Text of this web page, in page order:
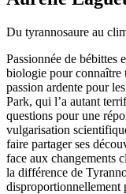
Du tyrannosaure au
Passionnée de bébittes
biologie pour connaître
passion ardente pour
Park, qui l’a autant
questions pour une
vulgarisation
faire partager ses
face aux changements
la différence de
disproportionnellement